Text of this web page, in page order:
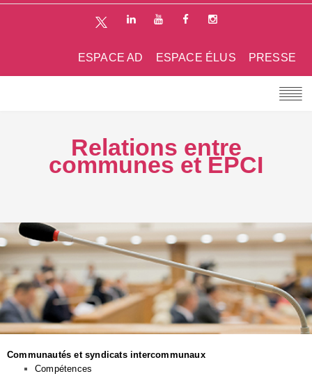
PRESSE
ESPACE ÉLUS
ESPACE AD
Relations entre
communes et EPCI
Communautés et syndicats intercommunaux
Compétences